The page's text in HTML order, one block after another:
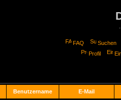
FAQ
Suchen
Profil
Benutzername E-Mail